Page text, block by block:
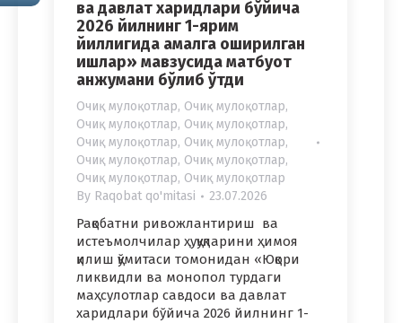
ва давлат харидлари бўйича
2026 йилнинг 1-ярим
йиллигида амалга оширилган
ишлар» мавзусида матбуот
анжумани бўлиб ўтди
Очиқ мулоқотлар, Очиқ мулоқотлар,
Очиқ мулоқотлар, Очиқ мулоқотлар,
Очиқ мулоқотлар, Очиқ мулоқотлар,
Очиқ мулоқотлар, Очиқ мулоқотлар,
Очиқ мулоқотлар, Очиқ мулоқотлар
By Raqobat qo'mitasi 23.07.2026
Рақобатни ривожлантириш ва
истеъмолчилар ҳуқуқларини ҳимоя
қилиш қўмитаси томонидан «Юқори
ликвидли ва монопол турдаги
маҳсулотлар савдоси ва давлат
харидлари бўйича 2026 йилнинг 1-